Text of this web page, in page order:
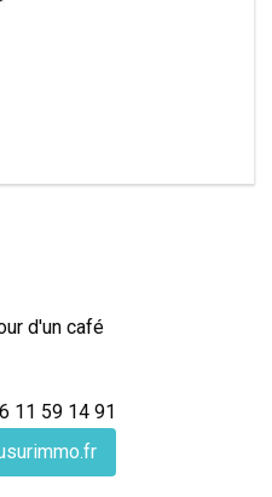
d'un café
11 59 14 91